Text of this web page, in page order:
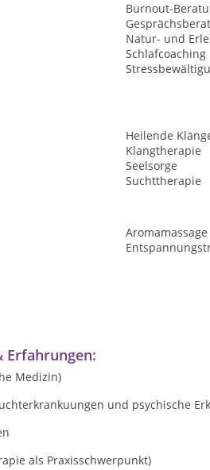
Burnout-
Natur- und
Schlafcoaching
Heilende
Klangtherapie
Seelsorge
Suchttherapie
Aromamassage
Erfahrungen:
Medizin)
und psychische
als Praxisschwerpunkt)